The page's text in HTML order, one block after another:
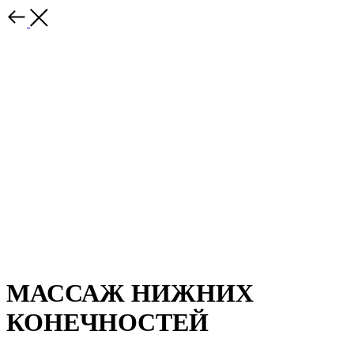
МАССАЖ НИЖНИХ
КОНЕЧНОСТЕЙ